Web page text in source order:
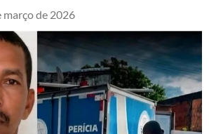
março de 2026